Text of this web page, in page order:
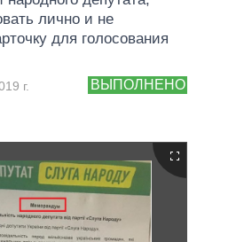
лично и не
для голосования
ВЫПОЛНЕНО
г.